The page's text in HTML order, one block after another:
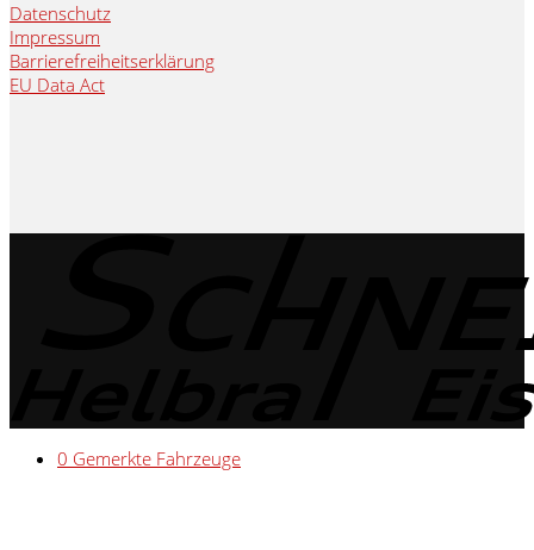
Datenschutz
Impressum
Barrierefreiheitserklärung
EU Data Act
0 Gemerkte Fahrzeuge